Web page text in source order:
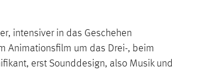
intensiver in das Geschehen
Animationsfilm um das Drei-, beim
erst Sounddesign, also Musik und